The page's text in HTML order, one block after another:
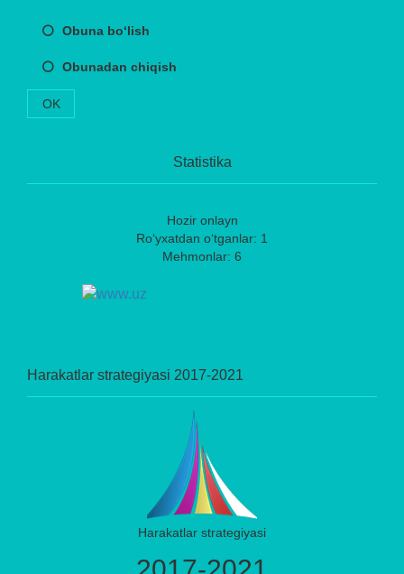
Obuna bo‘lish
Obunadan chiqish
OK
Statistika
Hozir onlayn
Ro‘yxatdan o‘tganlar: 1
Mehmonlar: 6
Harakatlar strategiyasi 2017-2021
Harakatlar strategiyasi